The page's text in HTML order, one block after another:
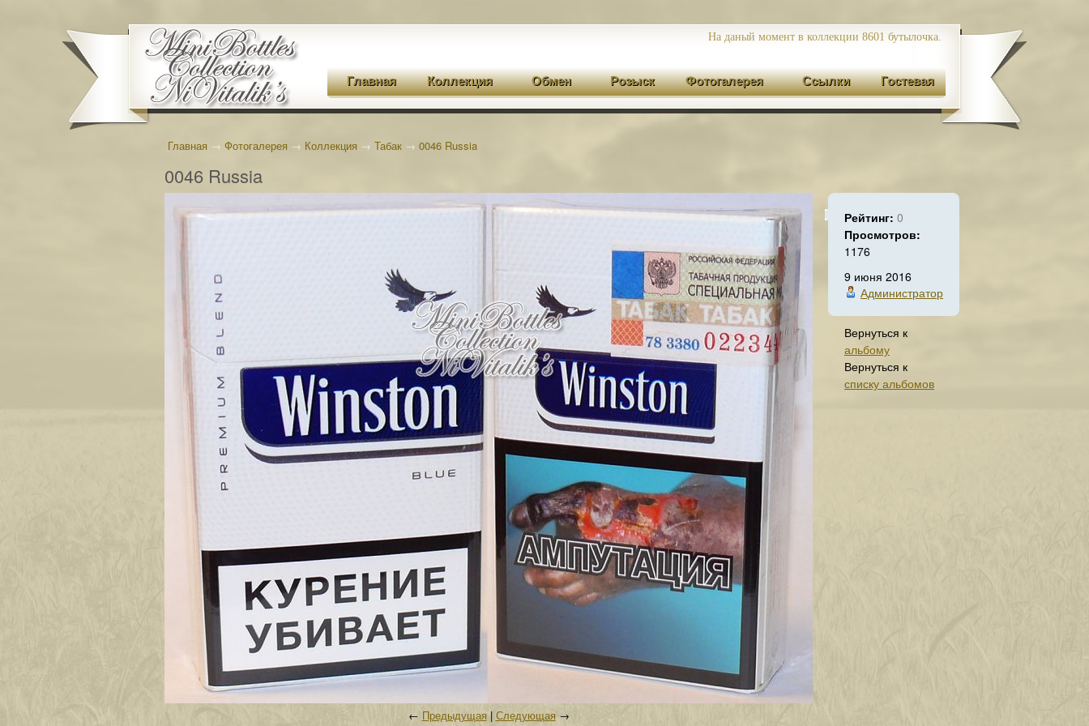
На даный момент в коллекции 8601 бутылочка.
Главная Коллекция Обмен Розыск Фотогалерея Ссылки Гостевая
Главная → Фотогалерея → Коллекция → Табак → 0046 Russia
0046 Russia
← Предыдущая| Следующая→
Рейтинг: 0
Просмотров:
1176
9 июня 2016
Администратор
Вернуться к
альбому
Вернуться к
списку альбомов